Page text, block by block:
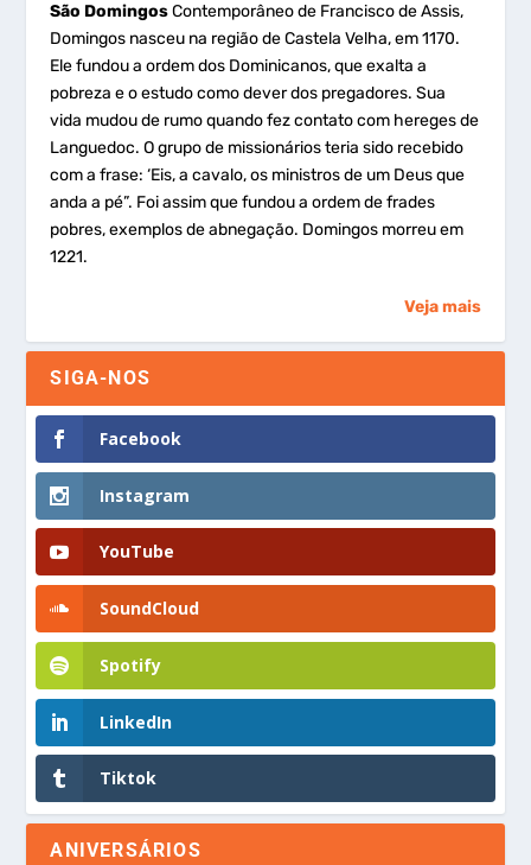
São DomingosContemporâneo de Francisco de Assis,
Domingos nasceu na região de Castela Velha, em 1170.
Ele fundou a ordem dos Dominicanos, que exalta a
pobreza e o estudo como dever dos pregadores. Sua
vida mudou de rumo quando fez contato com hereges de
Languedoc. O grupo de missionários teria sido recebido
com a frase: ‘Eis, a cavalo, os ministros de um Deus que
anda a pé”. Foi assim que fundou a ordem de frades
pobres, exemplos de abnegação. Domingos morreu em
1221.
Veja mais
SIGA-NOS
Facebook
Instagram
YouTube
SoundCloud
Spotify
LinkedIn
Tiktok
ANIVERSÁRIOS